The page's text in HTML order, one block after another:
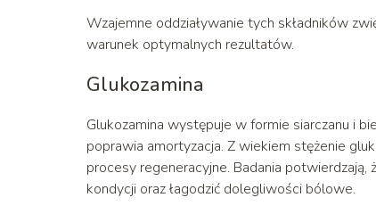
Wzajemne oddziaływanie tych składników
warunek optymalnych rezultatów.
Glukozamina
Glukozamina występuje w formie siarczanu i
poprawia amortyzacja. Z wiekiem stężenie
procesy regeneracyjne. Badania
kondycji oraz łagodzić dolegliwości bólowe.